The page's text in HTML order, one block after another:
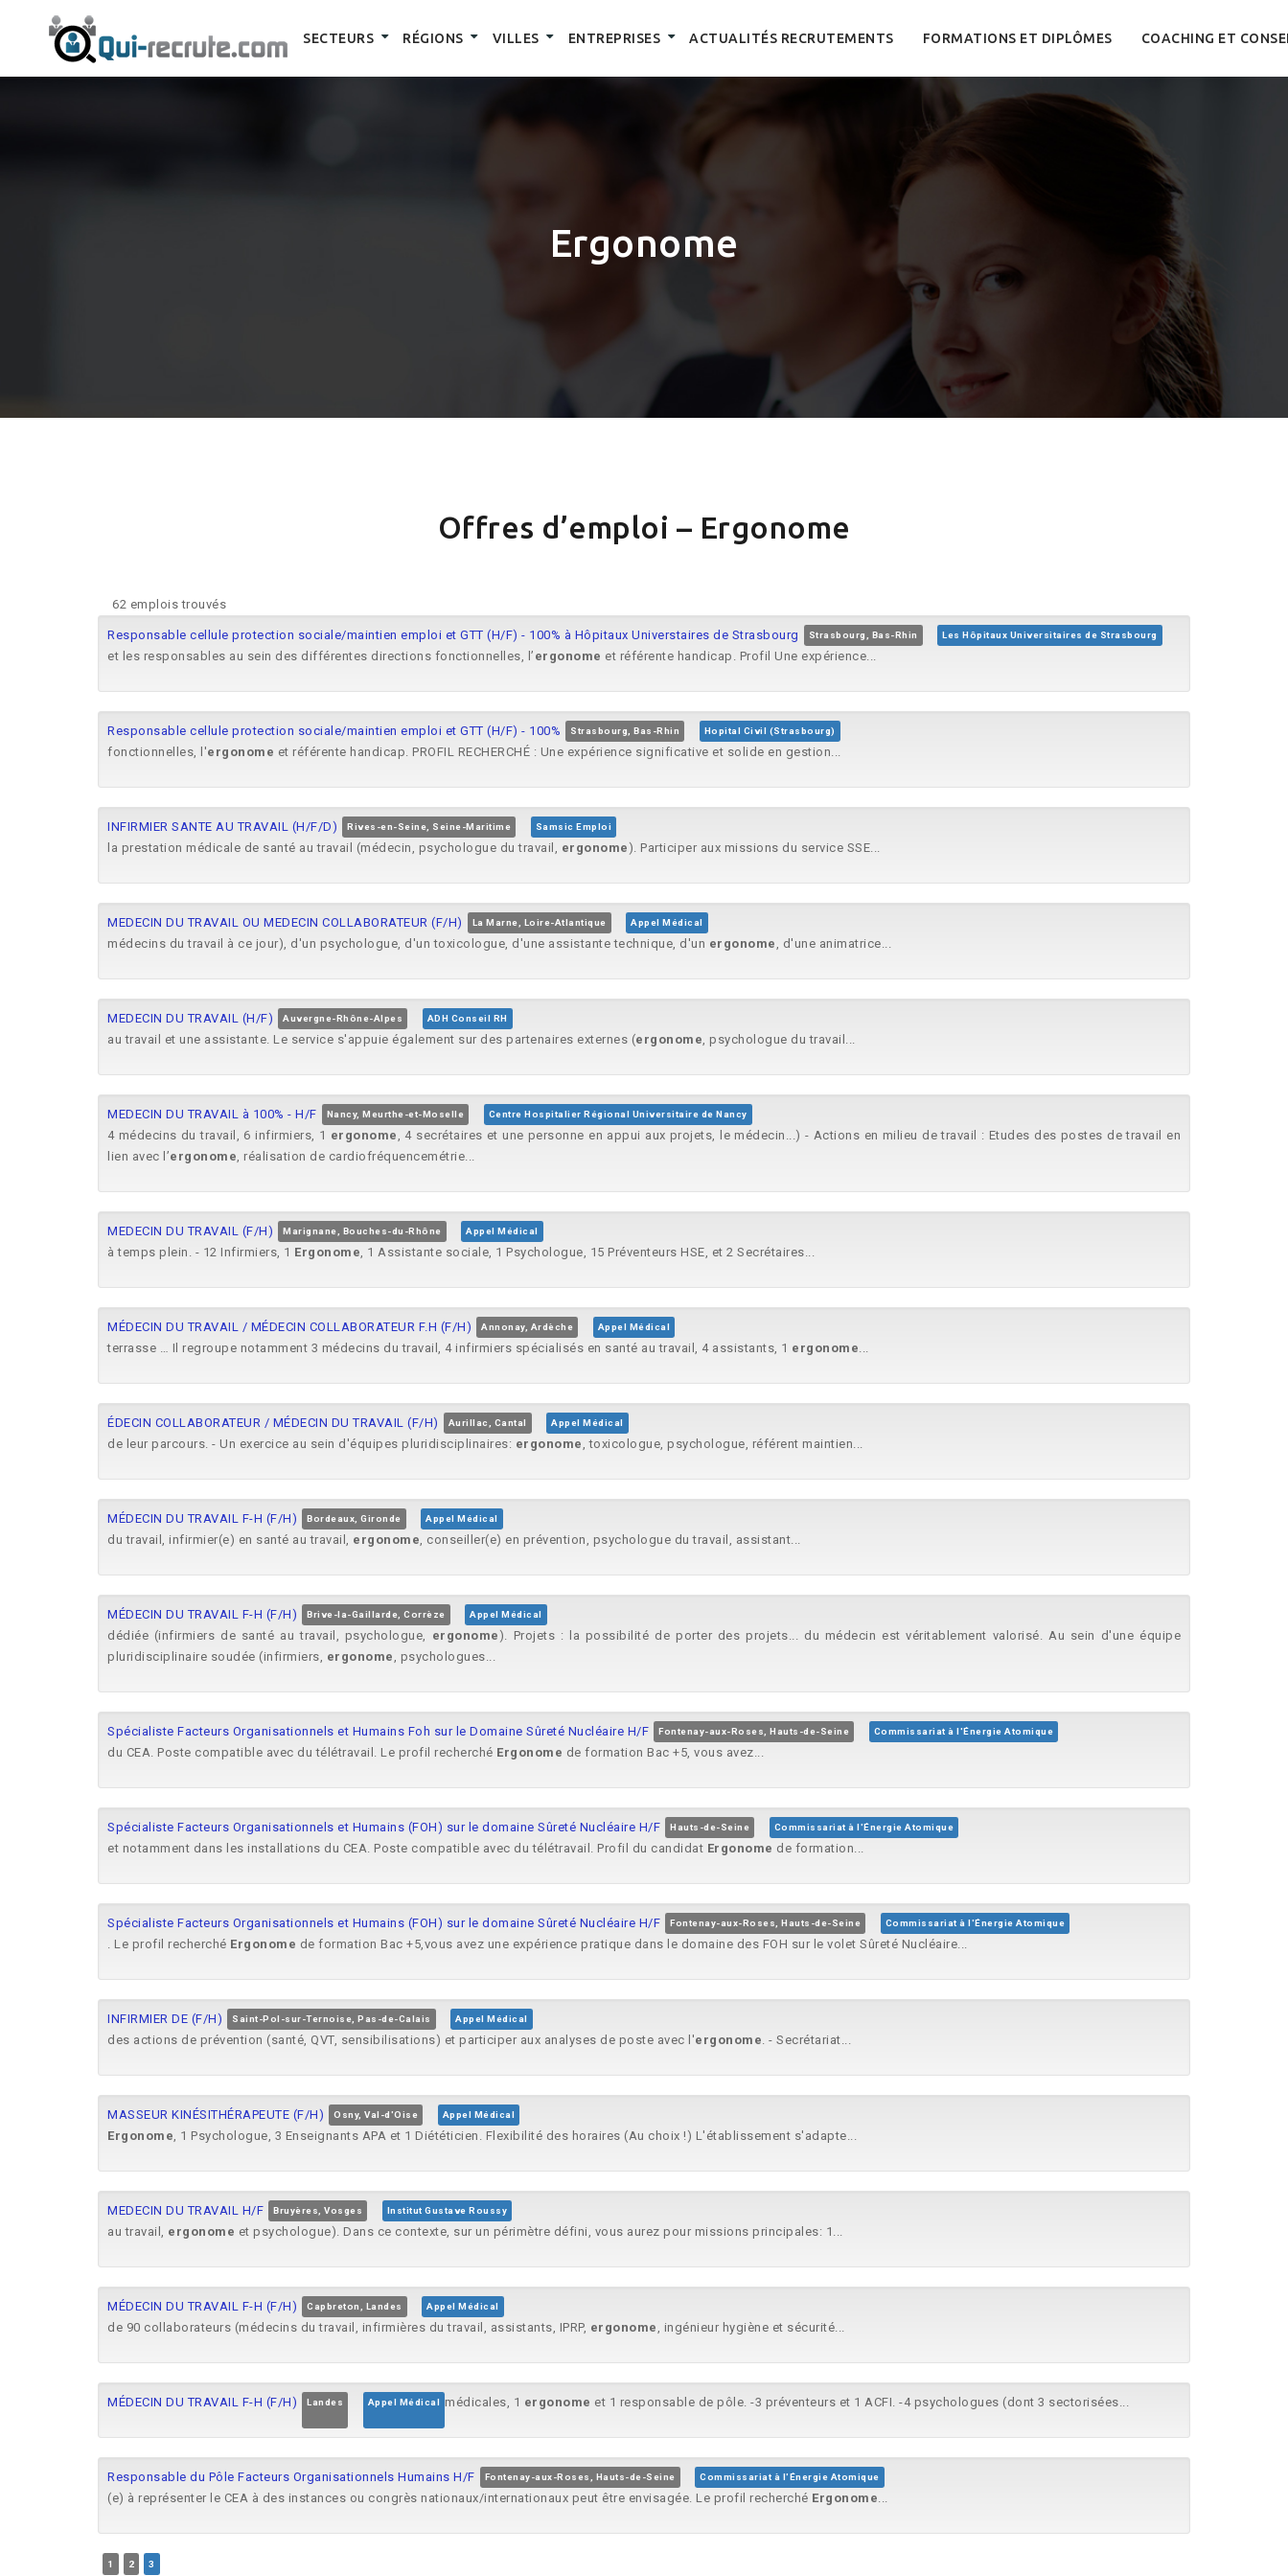
SECTEURS RÉGIONS VILLES ENTREPRISES ACTUALITÉS RECRUTEMENTS FORMATIONS ET DIPLÔMES COACHING ET
Ergonome
Offres d’emploi – Ergonome
62 emplois trouvés
Responsable cellule protection sociale/maintien emploi et GTT (H/F) - 100% à Hôpitaux Universtaires de Strasbourg Strasbourg, Bas-Rhin Les Hôpitaux Universitaires de Strasbourg
et les responsables au sein des différentes directions fonctionnelles, l’ ergonome et référente handicap. Profil Une expérience...
Responsable cellule protection sociale/maintien emploi et GTT (H/F) - 100% Strasbourg, Bas-Rhin Hopital Civil (Strasbourg)
fonctionnelles, l'ergonome et référente handicap. PROFIL RECHERCHÉ : Une expérience significative et solide en gestion...
INFIRMIER SANTE AU TRAVAIL (H/F/D) Rives-en-Seine, Seine-Maritime Samsic Emploi
la prestation médicale de santé au travail (médecin, psychologue du travail, ergonome ). Participer aux missions du service SSE...
MEDECIN DU TRAVAIL OU MEDECIN COLLABORATEUR (F/H) La Marne, Loire-Atlantique Appel Médical
médecins du travail à ce jour), d'un psychologue, d'un toxicologue, d'une assistante technique, d'un ergonome, d'une animatrice...
MEDECIN DU TRAVAIL (H/F) Auvergne-Rhône-Alpes ADH Conseil RH
au travail et une assistante. Le service s'appuie également sur des partenaires externes (ergonome, psychologue du travail...
MEDECIN DU TRAVAIL à 100% - H/F Nancy, Meurthe-et-Moselle Centre Hospitalier Régional Universitaire de Nancy
4 médecins du travail, 6 infirmiers, 1 ergonome , 4 secrétaires et une personne en appui aux projets, le médecin...) - Actions en milieu de travail : Etudes des postes de travail en
lien avec l’ergonome, réalisation de cardiofréquencemétrie...
MEDECIN DU TRAVAIL (F/H) Marignane, Bouches-du-Rhône Appel Médical
à temps plein. - 12 Infirmiers, 1 Ergonome, 1 Assistante sociale, 1 Psychologue, 15 Préventeurs HSE, et 2 Secrétaires...
MÉDECIN DU TRAVAIL / MÉDECIN COLLABORATEUR F.H (F/H) Annonay, Ardèche Appel Médical
terrasse … Il regroupe notamment 3 médecins du travail, 4 infirmiers spécialisés en santé au travail, 4 assistants, 1 ergonome...
ÉDECIN COLLABORATEUR / MÉDECIN DU TRAVAIL (F/H) Aurillac, Cantal Appel Médical
de leur parcours. - Un exercice au sein d'équipes pluridisciplinaires: ergonome, toxicologue, psychologue, référent maintien...
MÉDECIN DU TRAVAIL F-H (F/H) Bordeaux, Gironde Appel Médical
du travail, infirmier(e) en santé au travail, ergonome, conseiller(e) en prévention, psychologue du travail, assistant...
MÉDECIN DU TRAVAIL F-H (F/H) Brive-la-Gaillarde, Corrèze Appel Médical
dédiée (infirmiers de santé au travail, psychologue, ergonome ). Projets : la possibilité de porter des projets... du médecin est véritablement valorisé. Au sein d'une équipe
pluridisciplinaire soudée (infirmiers, ergonome, psychologues...
Spécialiste Facteurs Organisationnels et Humains Foh sur le Domaine Sûreté Nucléaire H/F Fontenay-aux-Roses, Hauts-de-Seine Commissariat à l'Énergie Atomique
du CEA. Poste compatible avec du télétravail. Le profil recherché Ergonome de formation Bac +5, vous avez...
Spécialiste Facteurs Organisationnels et Humains (FOH) sur le domaine Sûreté Nucléaire H/F Hauts-de-Seine Commissariat à l'Énergie Atomique
et notamment dans les installations du CEA. Poste compatible avec du télétravail. Profil du candidat Ergonome de formation...
Spécialiste Facteurs Organisationnels et Humains (FOH) sur le domaine Sûreté Nucléaire H/F Fontenay-aux-Roses, Hauts-de-Seine Commissariat à l'Énergie Atomique
. Le profil recherché Ergonome de formation Bac +5,vous avez une expérience pratique dans le domaine des FOH sur le volet Sûreté Nucléaire...
INFIRMIER DE (F/H) Saint-Pol-sur-Ternoise, Pas-de-Calais Appel Médical
des actions de prévention (santé, QVT, sensibilisations) et participer aux analyses de poste avec l'ergonome. - Secrétariat...
MASSEUR KINÉSITHÉRAPEUTE (F/H) Osny, Val-d'Oise Appel Médical
Ergonome, 1 Psychologue, 3 Enseignants APA et 1 Diététicien. Flexibilité des horaires (Au choix !) L'établissement s'adapte...
MEDECIN DU TRAVAIL H/F Bruyères, Vosges Institut Gustave Roussy
au travail, ergonome et psychologue). Dans ce contexte, sur un périmètre défini, vous aurez pour missions principales: 1...
MÉDECIN DU TRAVAIL F-H (F/H) Capbreton, Landes Appel Médical
de 90 collaborateurs (médecins du travail, infirmières du travail, assistants, IPRP, ergonome, ingénieur hygiène et sécurité...
MÉDECIN DU TRAVAIL F-H (F/H) Landes Appel Médical médicales, 1 ergonome et 1 responsable de pôle. -3 préventeurs et 1 ACFI. -4 psychologues (dont 3 sectorisées...
Responsable du Pôle Facteurs Organisationnels Humains H/F Fontenay-aux-Roses, Hauts-de-Seine Commissariat à l'Énergie Atomique
(e) à représenter le CEA à des instances ou congrès nationaux/internationaux peut être envisagée. Le profil recherché Ergonome...
1 2 3